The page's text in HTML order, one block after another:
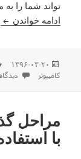
تواند شما را به
ادامه خواندن
ارسال
شده
۱۳۹۶-۰۳-۲۰
کامپیوتر
برای
مراحل
با